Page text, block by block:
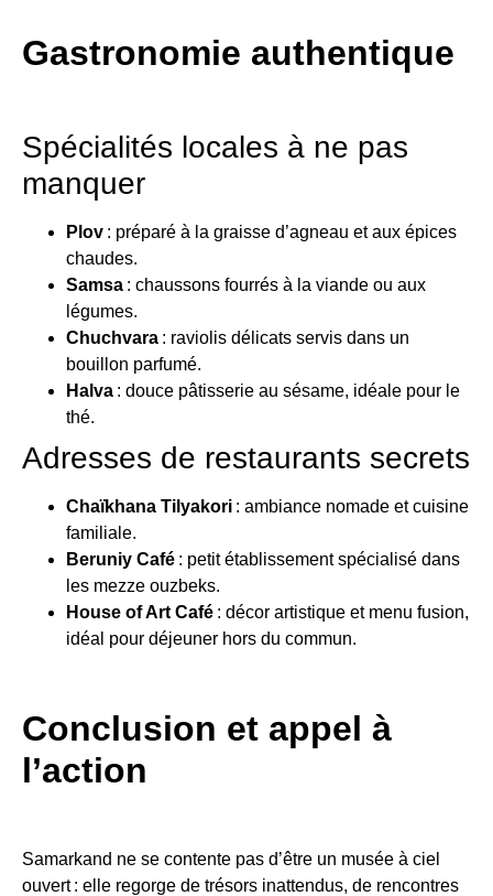
Gastronomie authentique
Spécialités locales à ne pas
manquer
Plov : préparé à la graisse d’agneau et aux épices
chaudes.
Samsa : chaussons fourrés à la viande ou aux
légumes.
Chuchvara : raviolis délicats servis dans un
bouillon parfumé.
Halva : douce pâtisserie au sésame, idéale pour le
thé.
Adresses de restaurants secrets
Chaïkhana Tilyakori : ambiance nomade et cuisine
familiale.
Beruniy Café : petit établissement spécialisé dans
les mezze ouzbeks.
House of Art Café : décor artistique et menu fusion,
idéal pour déjeuner hors du commun.
Conclusion et appel à
l’action
Samarkand ne se contente pas d’être un musée à ciel
ouvert : elle regorge de trésors inattendus, de rencontres